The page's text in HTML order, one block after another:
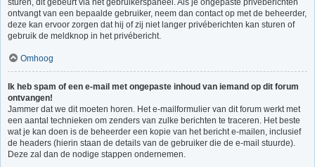
sturen, dit gebeurt via het gebruikerspaneel. Als je ongepaste privéberichten
ontvangt van een bepaalde gebruiker, neem dan contact op met de beheerder,
deze kan ervoor zorgen dat hij of zij niet langer privéberichten kan sturen of
gebruik de meldknop in het privébericht.
Omhoog
Ik heb spam of een e-mail met ongepaste inhoud van iemand op dit forum
ontvangen!
Jammer dat we dit moeten horen. Het e-mailformulier van dit forum werkt met
een aantal technieken om zenders van zulke berichten te traceren. Het beste
wat je kan doen is de beheerder een kopie van het bericht e-mailen, inclusief
de headers (hierin staan de details van de gebruiker die de e-mail stuurde).
Deze zal dan de nodige stappen ondernemen.